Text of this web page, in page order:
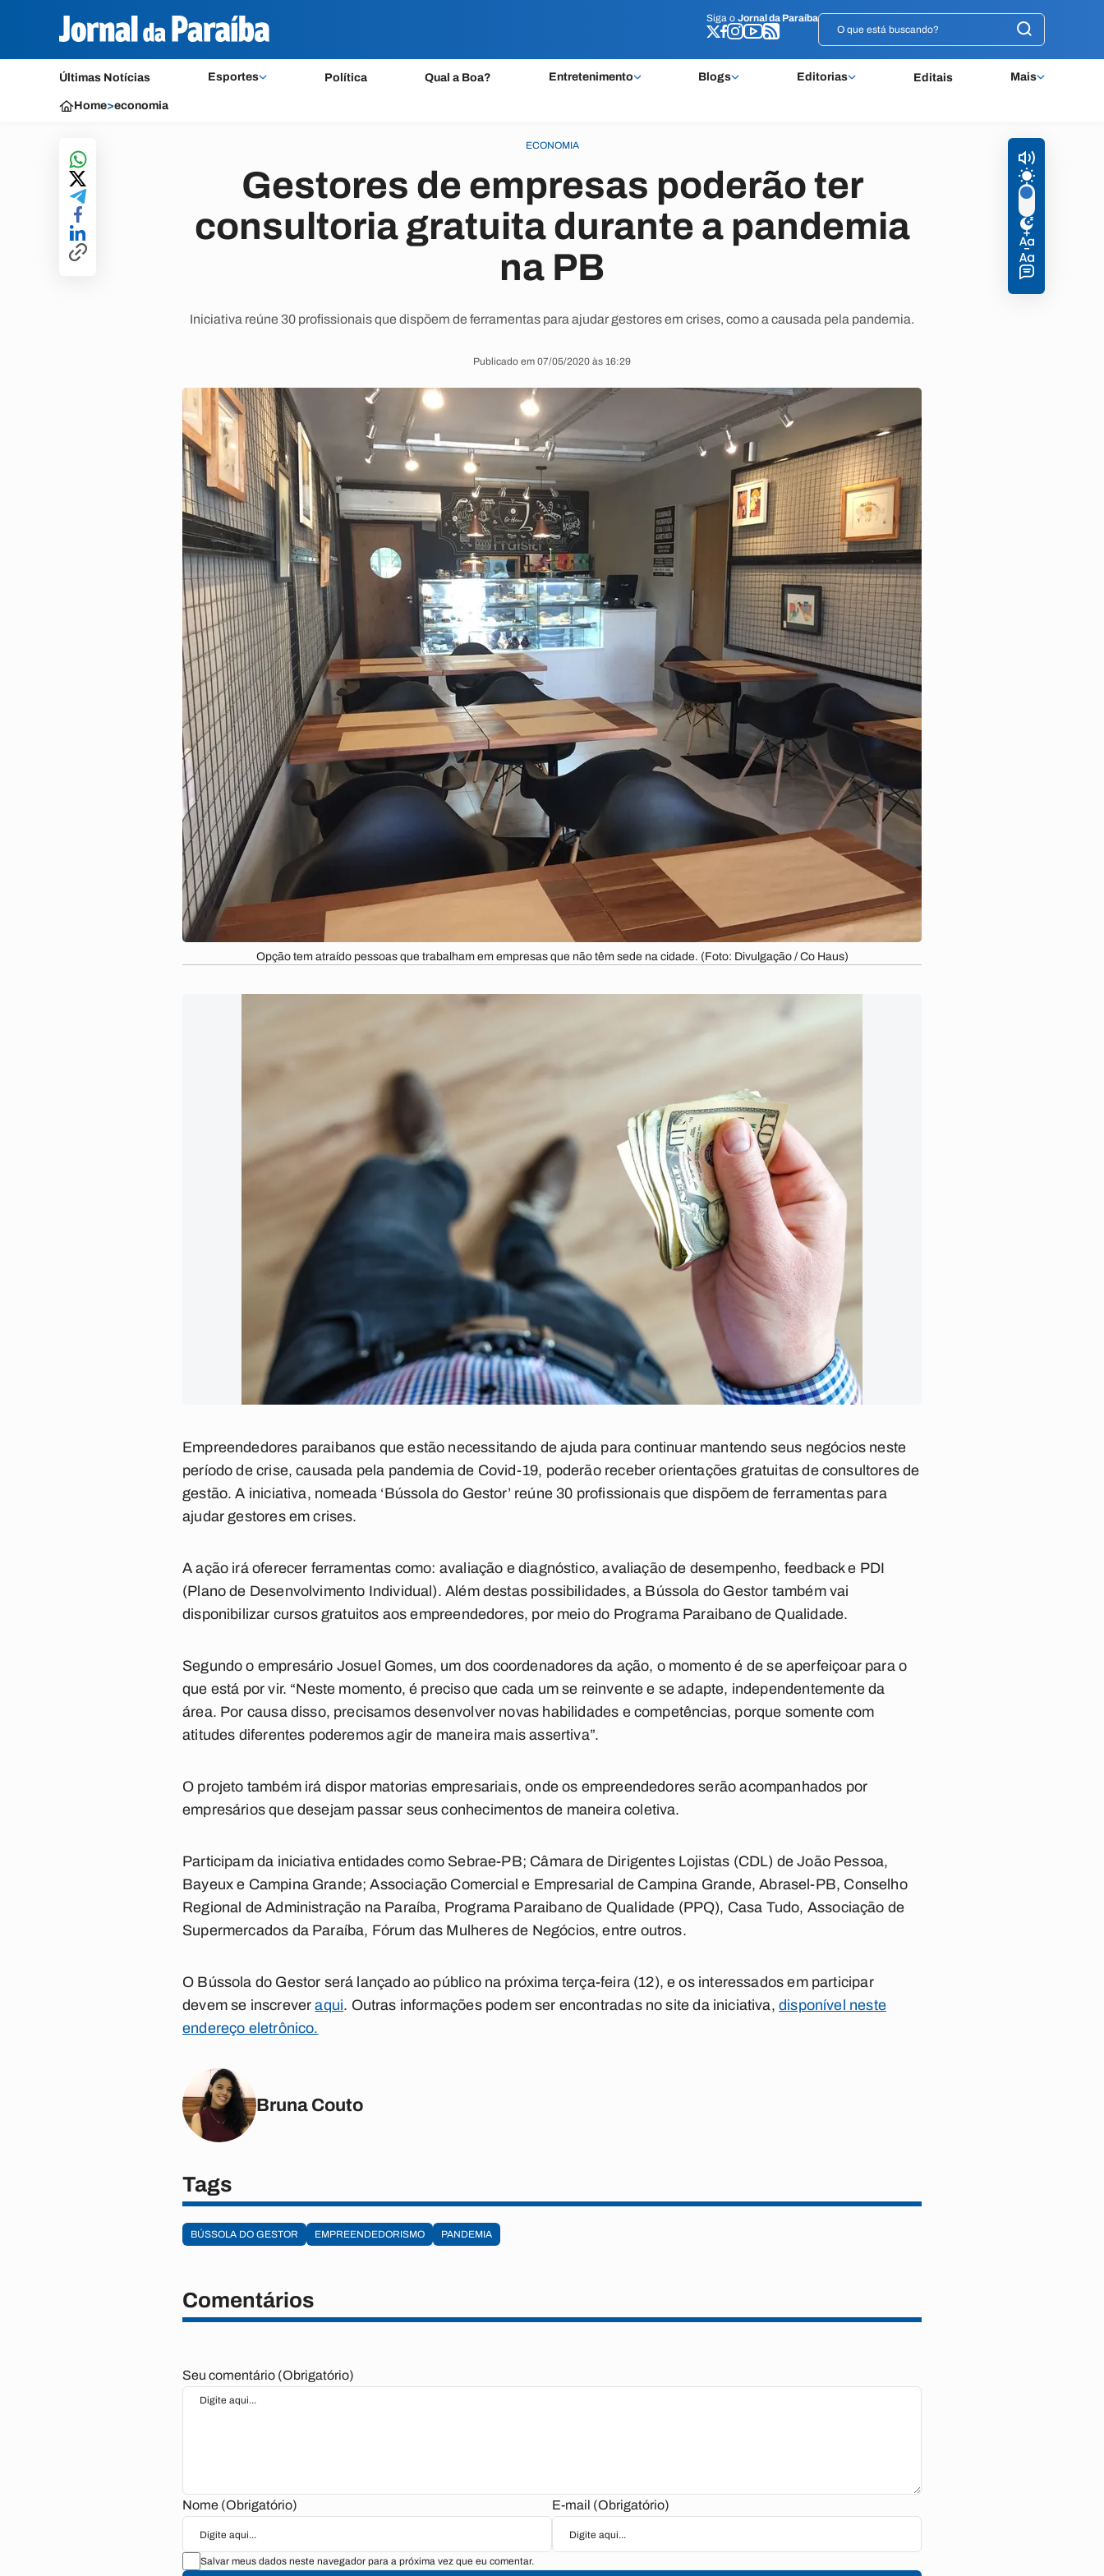
Siga o Jornal da Paraíba
Últimas Notícias Esportes Política Qual a Boa? Entretenimento Blogs Editorias Editais Mais
Siga o Jornal da Paraíba
Home>economia
ECONOMIA
Gestores de empresas poderão ter
consultoria gratuita durante a pandemia
na PB
Iniciativa reúne 30 profissionais que dispõem de ferramentas para ajudar gestores em crises, como a causada pela pandemia.
Publicado em 07/05/2020 às 16:29
Opção tem atraído pessoas que trabalham em empresas que não têm sede na cidade. (Foto: Divulgação / Co Haus)
Empreendedores paraibanos que estão necessitando de ajuda para continuar mantendo seus negócios neste
período de crise, causada pela pandemia de Covid-19, poderão receber orientações gratuitas de consultores de
gestão. A iniciativa, nomeada ‘Bússola do Gestor’ reúne 30 profissionais que dispõem de ferramentas para
ajudar gestores em crises.
A ação irá oferecer ferramentas como: avaliação e diagnóstico, avaliação de desempenho, feedback e PDI
(Plano de Desenvolvimento Individual). Além destas possibilidades, a Bússola do Gestor também vai
disponibilizar cursos gratuitos aos empreendedores, por meio do Programa Paraibano de Qualidade.
Segundo o empresário Josuel Gomes, um dos coordenadores da ação, o momento é de se aperfeiçoar para o
que está por vir. “Neste momento, é preciso que cada um se reinvente e se adapte, independentemente da
área. Por causa disso, precisamos desenvolver novas habilidades e competências, porque somente com
atitudes diferentes poderemos agir de maneira mais assertiva”.
O projeto também irá dispor matorias empresariais, onde os empreendedores serão acompanhados por
empresários que desejam passar seus conhecimentos de maneira coletiva.
Participam da iniciativa entidades como Sebrae-PB; Câmara de Dirigentes Lojistas (CDL) de João Pessoa,
Bayeux e Campina Grande; Associação Comercial e Empresarial de Campina Grande, Abrasel-PB, Conselho
Regional de Administração na Paraíba, Programa Paraibano de Qualidade (PPQ), Casa Tudo, Associação de
Supermercados da Paraíba, Fórum das Mulheres de Negócios, entre outros.
O Bússola do Gestor será lançado ao público na próxima terça-feira (12), e os interessados em participar
devem se inscreveraqui. Outras informações podem ser encontradas no site da iniciativa,disponível neste
endereço eletrônico.
Bruna Couto
Tags
BÚSSOLA DO GESTOR EMPREENDEDORISMO PANDEMIA
Comentários
Seu comentário (Obrigatório)
Nome (Obrigatório) E-mail (Obrigatório)
Salvar meus dados neste navegador para a próxima vez que eu comentar.